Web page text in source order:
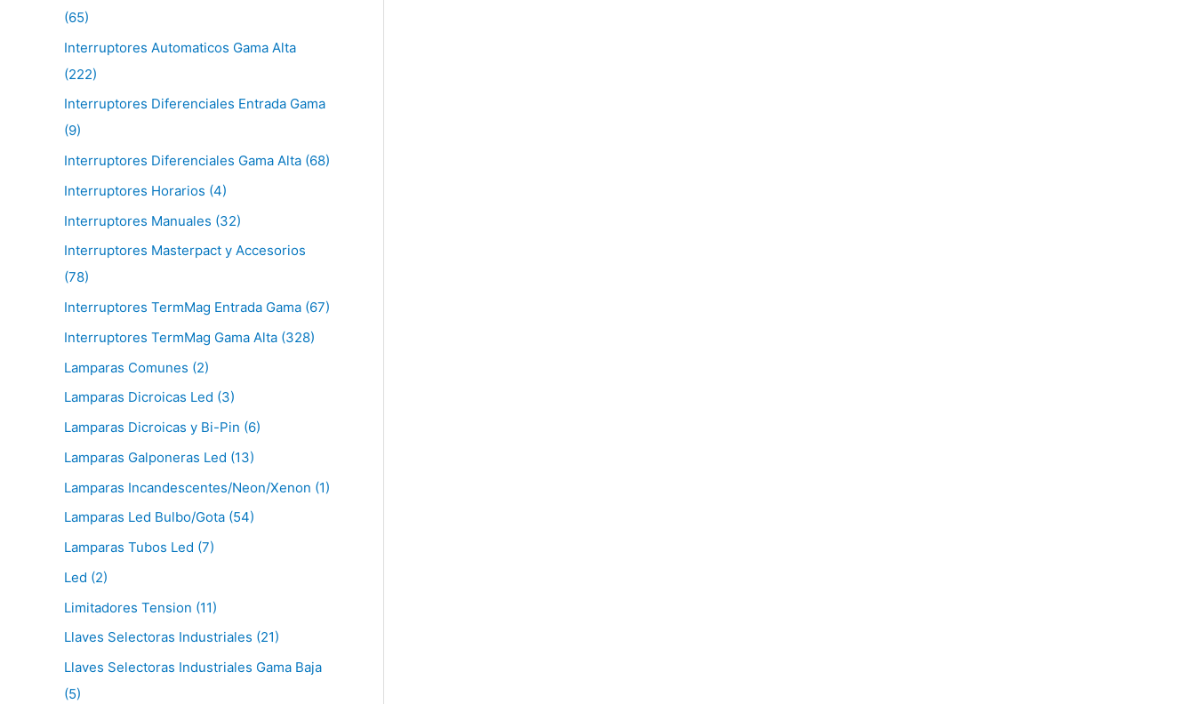
(65)
Interruptores Automaticos Gama Alta
(222)
Interruptores Diferenciales Entrada Gama
(9)
Interruptores Diferenciales Gama Alta (68)
Interruptores Horarios (4)
Interruptores Manuales (32)
Interruptores Masterpact y Accesorios
(78)
Interruptores TermMag Entrada Gama (67)
Interruptores TermMag Gama Alta (328)
Lamparas Comunes (2)
Lamparas Dicroicas Led (3)
Lamparas Dicroicas y Bi-Pin (6)
Lamparas Galponeras Led (13)
Lamparas Incandescentes/Neon/Xenon (1)
Lamparas Led Bulbo/Gota (54)
Lamparas Tubos Led (7)
Led (2)
Limitadores Tension (11)
Llaves Selectoras Industriales (21)
Llaves Selectoras Industriales Gama Baja
(5)